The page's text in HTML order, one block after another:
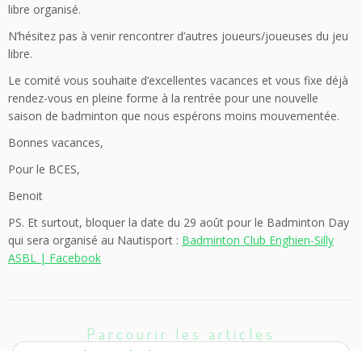
libre organisé.
N’hésitez pas à venir rencontrer d’autres joueurs/joueuses du jeu
libre.
Le comité vous souhaite d’excellentes vacances et vous fixe déjà
rendez-vous en pleine forme à la rentrée pour une nouvelle
saison de badminton que nous espérons moins mouvementée.
Bonnes vacances,
Pour le BCES,
Benoit
PS. Et surtout, bloquer la date du 29 août pour le Badminton Day
qui sera organisé au Nautisport : Badminton Club Enghien-Silly
ASBL | Facebook
Parcourir les articles